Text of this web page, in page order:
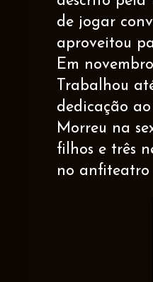
de jogar
aproveitou
Em
Trabalhou
dedicação
Morreu na
filhos e três
no anfiteatro